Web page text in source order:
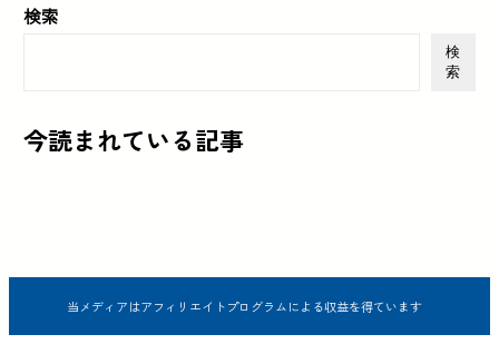
検索
検
索
今読まれている記事
当メディアはアフィリエイトプログラムによる収益を得ています